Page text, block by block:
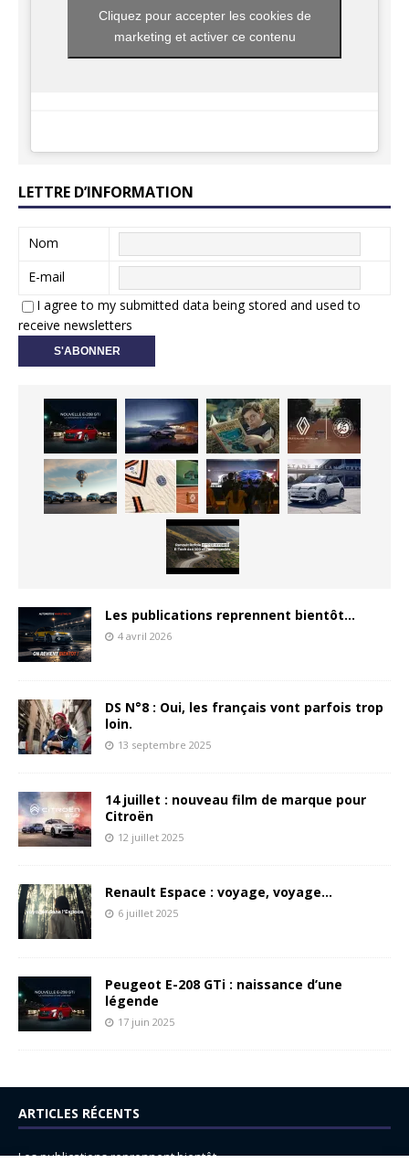
Cliquez pour accepter les cookies de
marketing et activer ce contenu
LETTRE D’INFORMATION
Nom
E-mail
I agree to my submitted data being stored and used to
receive newsletters
Les publications reprennent bientôt…
4 avril 2026
DS N°8 : Oui, les français vont parfois trop
loin.
13 septembre 2025
14 juillet : nouveau film de marque pour
Citroën
12 juillet 2025
Renault Espace : voyage, voyage…
6 juillet 2025
Peugeot E-208 GTi : naissance d’une
légende
17 juin 2025
ARTICLES RÉCENTS
Les publications reprennent bientôt…